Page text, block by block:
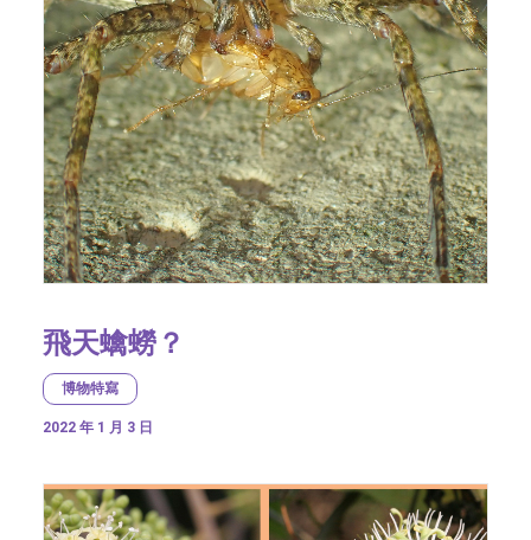
飛天蠄蟧？
博物特寫
2022 年 1 月 3 日